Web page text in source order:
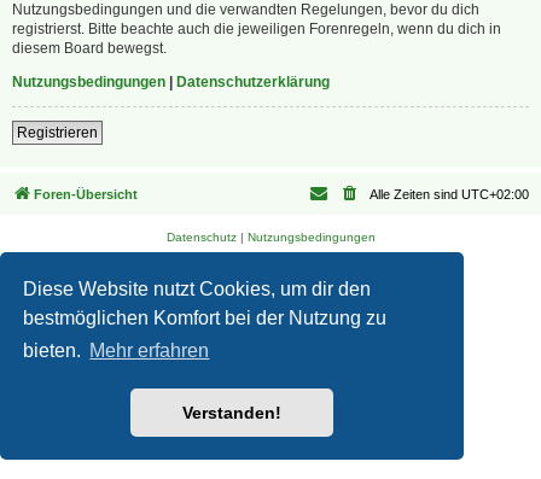
Diese Website nutzt Cookies, um dir den
bestmöglichen Komfort bei der Nutzung zu
bieten. Mehr erfahren
Verstanden!
Nutzungsbedingungen und die verwandten Regelungen, bevor du dich
registrierst. Bitte beachte auch die jeweiligen Forenregeln, wenn du dich in
diesem Board bewegst.
Nutzungsbedingungen
Datenschutzerklärung
Registrieren
Foren-Übersicht Alle Zeiten sind UTC+02:00
Datenschutz| Nutzungsbedingungen